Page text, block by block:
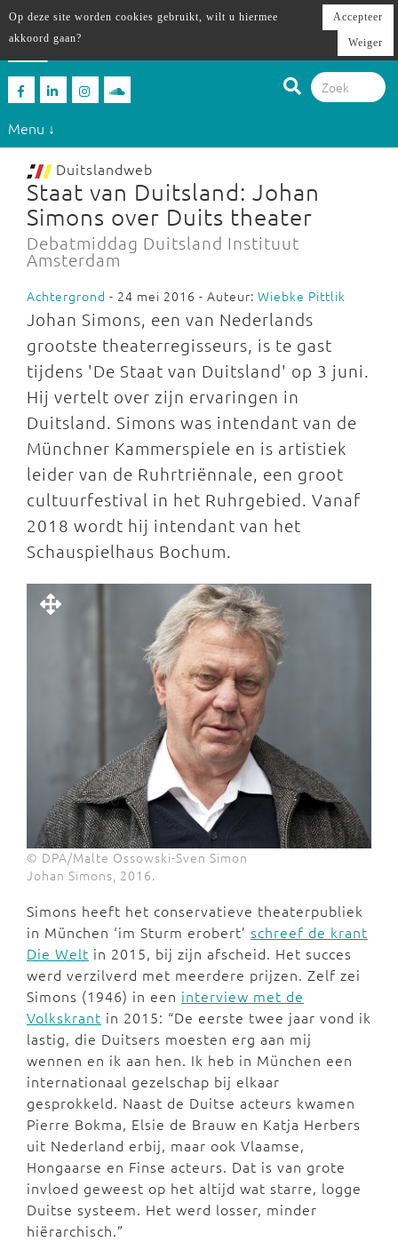
Menu ↓
Duitslandweb
Staat van Duitsland: Johan
Simons over Duits theater
Debatmiddag Duitsland Instituut
Amsterdam
Achtergrond - 24 mei 2016 - Auteur: Wiebke Pittlik
Johan Simons, een van Nederlands
grootste theaterregisseurs, is te gast
tijdens 'De Staat van Duitsland' op 3 juni.
Hij vertelt over zijn ervaringen in
Duitsland. Simons was intendant van de
Münchner Kammerspiele en is artistiek
leider van de Ruhrtriënnale, een groot
cultuurfestival in het Ruhrgebied. Vanaf
2018 wordt hij intendant van het
Schauspielhaus Bochum.
© DPA/Malte Ossowski-Sven Simon
Johan Simons, 2016.
Simons heeft het conservatieve theaterpubliek
in München ‘im Sturm erobert’ schreef de krant
Die Welt in 2015, bij zijn afscheid. Het succes
werd verzilverd met meerdere prijzen. Zelf zei
Simons (1946) in een interview met de
Volkskrant in 2015: “De eerste twee jaar vond ik
lastig, die Duitsers moesten erg aan mij
wennen en ik aan hen. Ik heb in München een
internationaal gezelschap bij elkaar
gesprokkeld. Naast de Duitse acteurs kwamen
Pierre Bokma, Elsie de Brauw en Katja Herbers
uit Nederland erbij, maar ook Vlaamse,
Hongaarse en Finse acteurs. Dat is van grote
invloed geweest op het altijd wat starre, logge
Duitse systeem. Het werd losser, minder
hiërarchisch.”
Op deze site worden cookies gebruikt, wilt u hiermee
akkoord gaan?
Accepteer
Weiger